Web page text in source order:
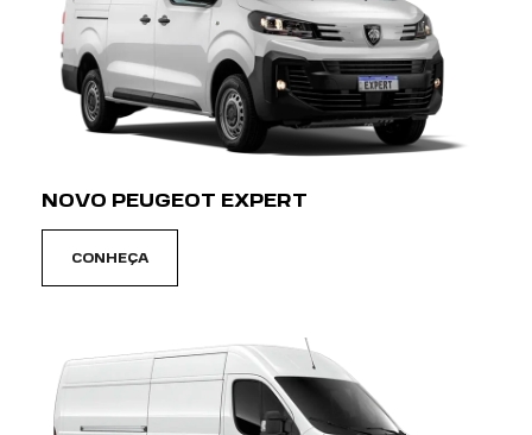
NOVO PEUGEOT EXPERT
CONHEÇA